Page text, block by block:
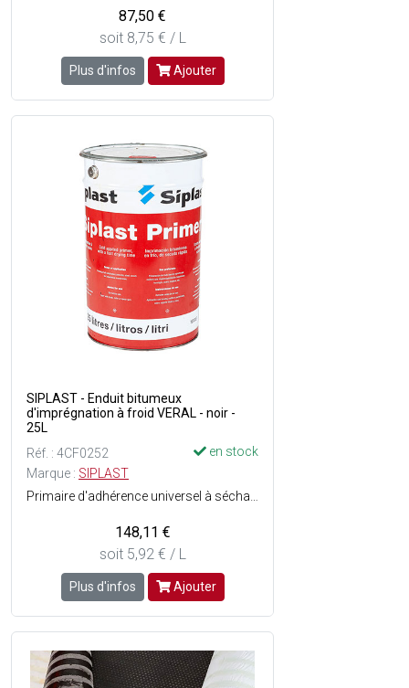
87,50 €
soit 8,75 € / L
Plus d'infos Ajouter
SIPLAST - Enduit bitumeux
d'imprégnation à froid VERAL - noir -
25L
Réf. : 4CF0252
en stock
Marque : SIPLAST
148,11 €
soit 5,92 € / L
Plus d'infos Ajouter